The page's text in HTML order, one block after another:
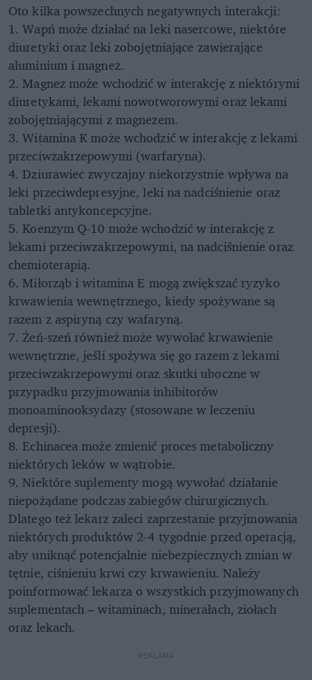
Oto kilka powszechnych negatywnych interakcji:
1. Wapń może działać na leki nasercowe, niektóre
diuretyki oraz leki zobojętniające zawierające
aluminium i magnez.
2. Magnez może wchodzić w interakcję z niektórymi
diuretykami, lekami nowotworowymi oraz lekami
zobojętniającymi z magnezem.
3. Witamina K może wchodzić w interakcję z lekami
przeciwzakrzepowymi (warfaryna).
4. Dziurawiec zwyczajny niekorzystnie wpływa na
leki przeciwdepresyjne, leki na nadciśnienie oraz
tabletki antykoncepcyjne.
5. Koenzym Q-10 może wchodzić w interakcję z
lekami przeciwzakrzepowymi, na nadciśnienie oraz
chemioterapią.
6. Miłorząb i witamina E mogą zwiększać ryzyko
krwawienia wewnętrznego, kiedy spożywane są
razem z aspiryną czy wafaryną.
7. Żeń-szeń również może wywołać krwawienie
wewnętrzne, jeśli spożywa się go razem z lekami
przeciwzakrzepowymi oraz skutki uboczne w
przypadku przyjmowania inhibitorów
monoaminooksydazy (stosowane w leczeniu
depresji).
8. Echinacea może zmienić proces metaboliczny
niektórych leków w wątrobie.
9. Niektóre suplementy mogą wywołać działanie
niepożądane podczas zabiegów chirurgicznych.
Dlatego też lekarz zaleci zaprzestanie przyjmowania
niektórych produktów 2-4 tygodnie przed operacją,
aby uniknąć potencjalnie niebezpiecznych zmian w
tętnie, ciśnieniu krwi czy krwawieniu. Należy
poinformować lekarza o wszystkich przyjmowanych
suplementach – witaminach, minerałach, ziołach
oraz lekach.
REKLAMA